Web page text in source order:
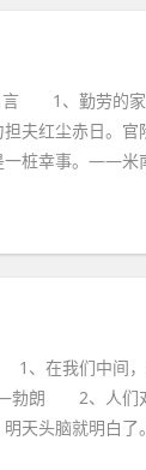
1、勤劳的家
红尘赤日。官
桩幸事。——米
我们中间，
勃朗 2、人们
天头脑就明白